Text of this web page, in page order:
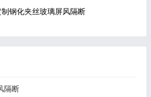
制钢化夹丝玻璃屏风隔断
隔断